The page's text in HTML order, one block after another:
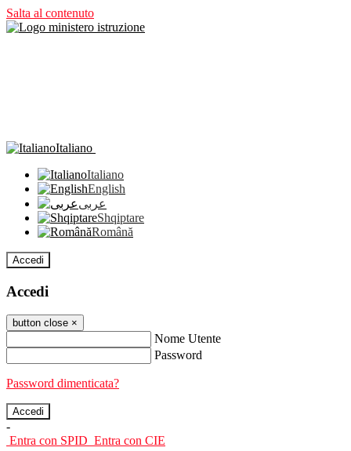
Salta al contenuto
Italiano
Italiano
English
عربى
Shqiptare
Română
Accedi
Accedi
button close ×
Nome Utente
Password
Password dimenticata?
-
Entra con SPID Entra con CIE